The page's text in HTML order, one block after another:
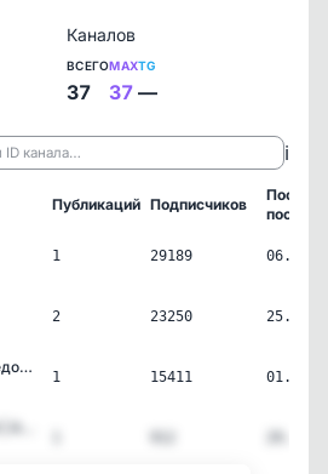
Каналов
ВСЕГО
37
MAX
37
TG
—
ID канала… ℹ️
Публикаций Подписчиков
пост
1 29189
2 23250
Новостройки Медовые СПБ
1 15411